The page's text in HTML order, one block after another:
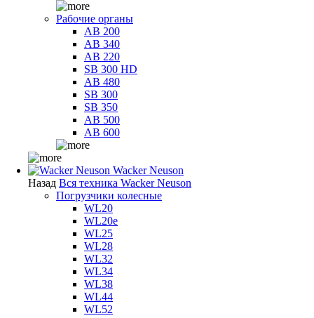
Рабочие органы
AB 200
AB 340
AB 220
SB 300 HD
AB 480
SB 300
SB 350
AB 500
AB 600
Wacker Neuson
Назад Вся техника Wacker Neuson
Погрузчики колесные
WL20
WL20e
WL25
WL28
WL32
WL34
WL38
WL44
WL52